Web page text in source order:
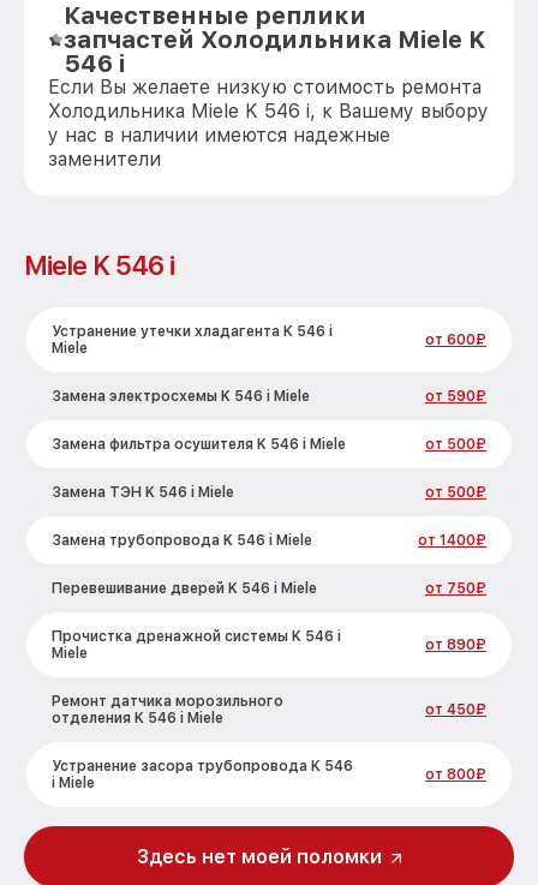
Качественные реплики
запчастей Холодильника Miele K
546 i
Если Вы желаете низкую стоимость ремонта
Холодильника Miele K 546 i, к Вашему выбору
у нас в наличии имеются надежные
заменители
Miele K 546 i
Устранение утечки хладагента K 546 i
Miele
от 600₽
Замена электросхемы K 546 i Miele от 590₽
Замена фильтра осушителя K 546 i Miele от 500₽
Замена ТЭН K 546 i Miele от 500₽
Замена трубопровода K 546 i Miele от 1400₽
Перевешивание дверей K 546 i Miele от 750₽
Прочистка дренажной системы K 546 i
Miele
от 890₽
Ремонт датчика морозильного
отделения K 546 i Miele
от 450₽
Устранение засора трубопровода K 546
i Miele
от 800₽
Ремонт испарителя K 546 i Miele от 650₽
Здесь нет моей поломки